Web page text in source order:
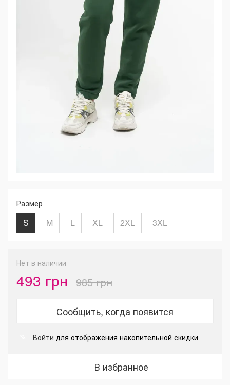
Размер
S M L XL 2XL 3XL
Нет в наличии
493 грн 985 грн
Сообщить, когда появится
Войти для отображения накопительной скидки
В избранное